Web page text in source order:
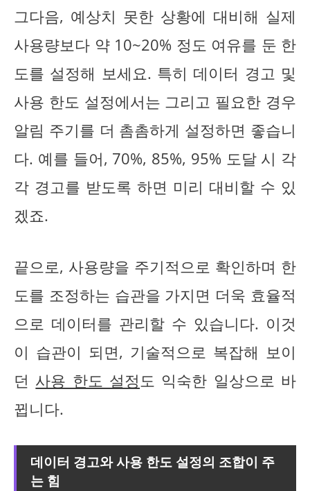
그다음, 예상치 못한 상황에 대비해 실제
사용량보다 약 10~20% 정도 여유를 둔 한
도를 설정해 보세요. 특히 데이터 경고 및
사용 한도 설정에서는 그리고 필요한 경우
알림 주기를 더 촘촘하게 설정하면 좋습니
다. 예를 들어, 70%, 85%, 95% 도달 시 각
각 경고를 받도록 하면 미리 대비할 수 있
겠죠.
끝으로, 사용량을 주기적으로 확인하며 한
도를 조정하는 습관을 가지면 더욱 효율적
으로 데이터를 관리할 수 있습니다. 이것
이 습관이 되면, 기술적으로 복잡해 보이
던 사용 한도 설정도 익숙한 일상으로 바
뀝니다.
데이터 경고와 사용 한도 설정의 조합이 주
는 힘